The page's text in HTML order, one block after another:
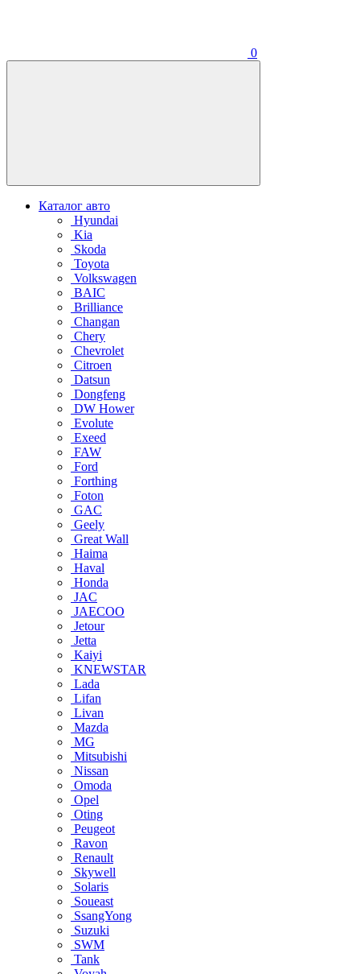
0
Каталог авто
Hyundai
Kia
Skoda
Toyota
Volkswagen
BAIC
Brilliance
Changan
Chery
Chevrolet
Citroen
Datsun
Dongfeng
DW Hower
Evolute
Exeed
FAW
Ford
Forthing
Foton
GAC
Geely
Great Wall
Haima
Haval
Honda
JAC
JAECOO
Jetour
Jetta
Kaiyi
KNEWSTAR
Lada
Lifan
Livan
Mazda
MG
Mitsubishi
Nissan
Omoda
Opel
Oting
Peugeot
Ravon
Renault
Skywell
Solaris
Soueast
SsangYong
Suzuki
SWM
Tank